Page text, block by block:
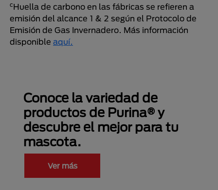
cHuella de carbono en las fábricas se refieren a
emisión del alcance 1 & 2 según el Protocolo de
Emisión de Gas Invernadero. Más información
disponible aquí.
Conoce la variedad de
productos de Purina® y
descubre el mejor para tu
mascota.
Ver más